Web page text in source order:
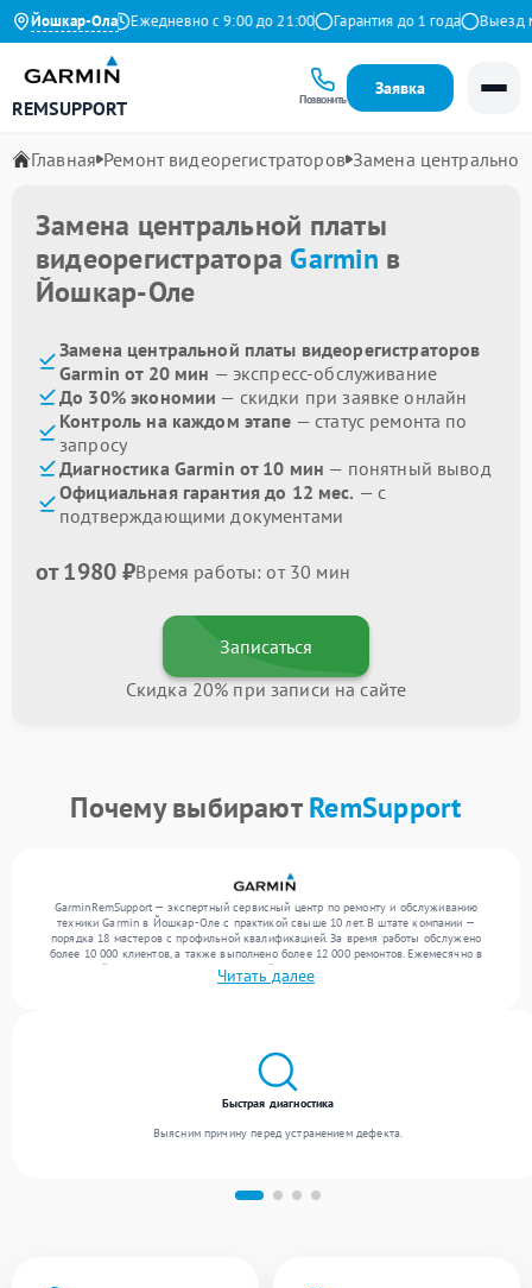
Йошкар-Ола
на Яндекс Ежедневно с 9:00 до 21:00 Гарантия до 1 года Выезд
REMSUPPORT Позвонить
Заявка
Главная Ремонт видеорегистраторов Замена
Замена центральной платы
видеорегистратора Garmin в
Йошкар-Оле
Замена центральной платы видеорегистраторов
Garmin от 20 мин — экспресс-обслуживание
До 30% экономии — скидки при заявке онлайн
Контроль на каждом этапе — статус ремонта по
запросу
Диагностика Garmin от 10 мин — понятный вывод
Официальная гарантия до 12 мес. — с
подтверждающими документами
от 1980 ₽Время работы: от 30 мин
Записаться
Скидка 20% при записи на сайте
Почему выбираютRemSupport
GarminRemSupport — экспертный сервисный центр по ремонту и обслуживанию
техники Garmin в Йошкар-Оле с практикой свыше 10 лет. В штате компании —
порядка 18 мастеров с профильной квалификацией. За время работы обслужено
более 10 000 клиентов, а также выполнено более 12 000 ремонтов. Ежемесячно в
сервисный центр поступает от 300 устройств, включая , , . Мы беремся за задачи
любой сложности и гарантируем высокое качество обслуживания благодаря
Читать далее
Быстрая диагностика
Выясним причину перед устранением дефекта.